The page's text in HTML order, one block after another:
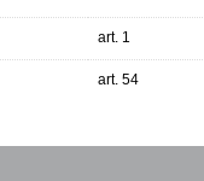
art. 1
art. 54